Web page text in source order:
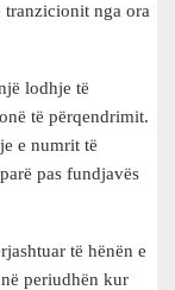
tranzicionit nga ora
lodhje të
të përqendrimit.
e numrit të
pas fundjavës
të hënën e
periudhën kur